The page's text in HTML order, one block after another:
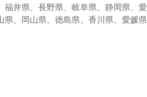
井県、長野県、岐阜県、静岡県、愛
、岡山県、徳島県、香川県、愛媛県